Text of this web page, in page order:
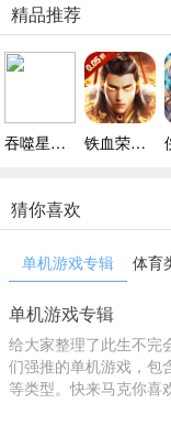
精品推荐
吞噬星空：黎明（0.1折）变态版极速版 铁血荣耀（0.05折福利版）最新
猜你喜欢
单机游戏专辑
体育
单机游戏专辑
给大家整理了此生不完
们强推的单机游戏，包
等类型。快来马克你喜